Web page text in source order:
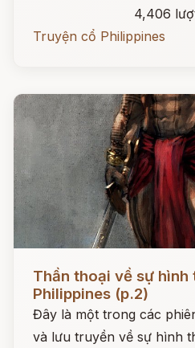
4,406
Truyện cổ Philippines
Đọc ngay
Thần thoại về sự hình
Philippines (p.2)
Đây là một trong các
và lưu truyền về sự hình